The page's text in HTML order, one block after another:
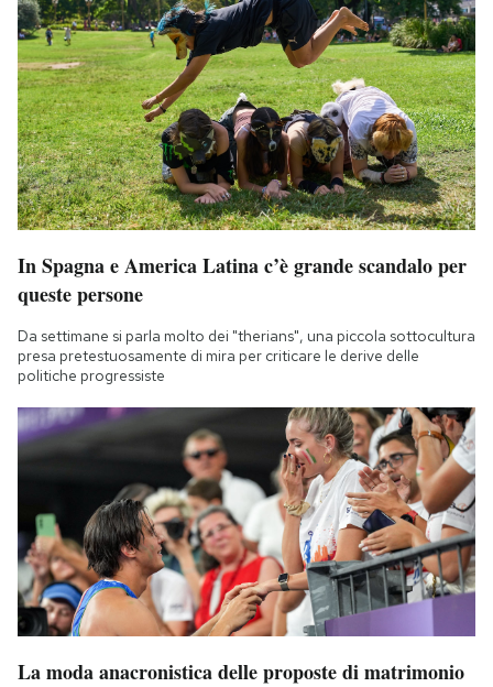
In Spagna e America Latina c’è grande scandalo per
queste persone
Da settimane si parla molto dei "therians", una piccola sottocultura
presa pretestuosamente di mira per criticare le derive delle
politiche progressiste
La moda anacronistica delle proposte di matrimonio